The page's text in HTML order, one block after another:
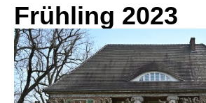
Frühling 2023